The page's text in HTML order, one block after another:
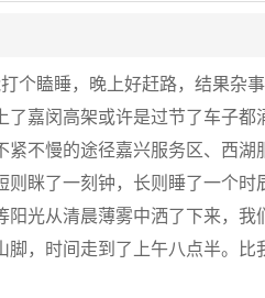
个瞌睡，晚上好赶路，结果杂
嘉闵高架或许是过节了车子都
不慢的途径嘉兴服务区、西湖
眯了一刻钟，长则睡了一个时
光从清晨薄雾中洒了下来，我
，时间走到了上午八点半。比